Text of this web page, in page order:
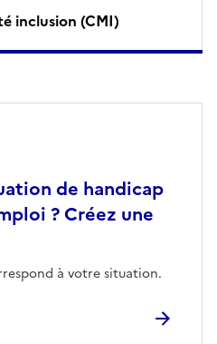
inclusion (CMI)
de handicap
? Créez une
à votre situation.